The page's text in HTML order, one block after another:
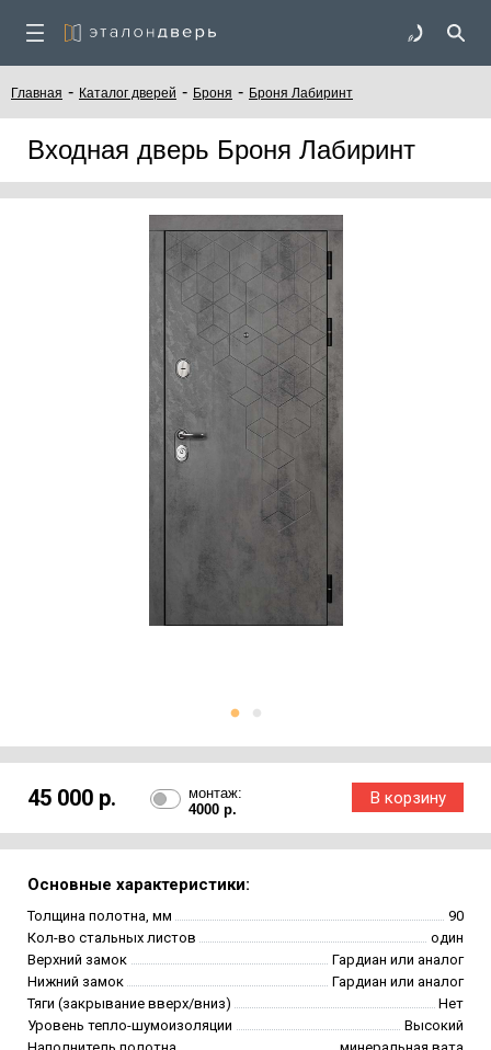
Главная - Каталог дверей - Броня - Броня Лабиринт
Входная дверь Броня Лабиринт
45 000 р.
монтаж:
4000 р.
Основные характеристики:
Толщина полотна, мм
90
Кол-во стальных листов
один
Верхний замок
Гардиан или аналог
Нижний замок
Гардиан или аналог
Тяги (закрывание вверх/вниз)
Нет
Уровень тепло-шумоизоляции
Высокий
Наполнитель полотна
минеральная вата